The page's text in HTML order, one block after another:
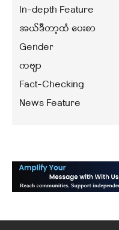
In-depth Feature
အယ်ဒီတာ့ထံ ပေးစာ
Gender
ကဗျာ
Fact-Checking
News Feature